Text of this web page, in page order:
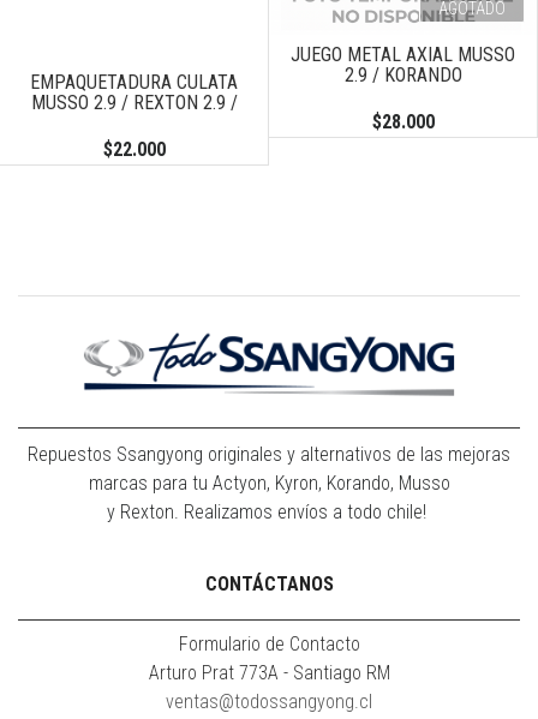
EMPAQUETADURA CULATA
MUSSO 2.9 / REXTON 2.9 /
$22.000
AGOTADO
JUEGO METAL AXIAL MUSSO
2.9 / KORANDO
$28.000
Repuestos Ssangyong originales y alternativos de las mejoras
marcas para tu Actyon, Kyron, Korando, Musso
y Rexton. Realizamos envíos a todo chile!
CONTÁCTANOS
Formulario de Contacto
Arturo Prat 773A - Santiago RM
ventas@todossangyong.cl